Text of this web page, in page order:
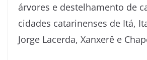
árvores e destelhamento de
cidades catarinenses de Itá,
Jorge Lacerda, Xanxerê e